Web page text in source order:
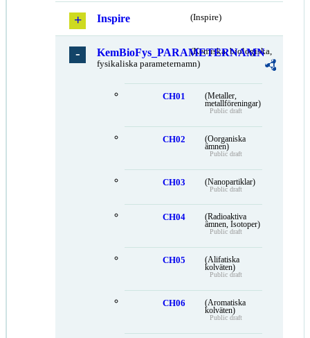
Inspire (Inspire)
KemBioFys_PARAMETERNAMN
(Kemiska, biologiska,
fysikaliska parameternamn)
CH01
(Metaller,
metallföreningar)
Public draft
CH02
(Oorganiska
ämnen)
Public draft
CH03 (Nanopartiklar)
Public draft
CH04
(Radioaktiva
ämnen, Isotoper)
Public draft
CH05
(Alifatiska
kolväten)
Public draft
CH06
(Aromatiska
kolväten)
Public draft